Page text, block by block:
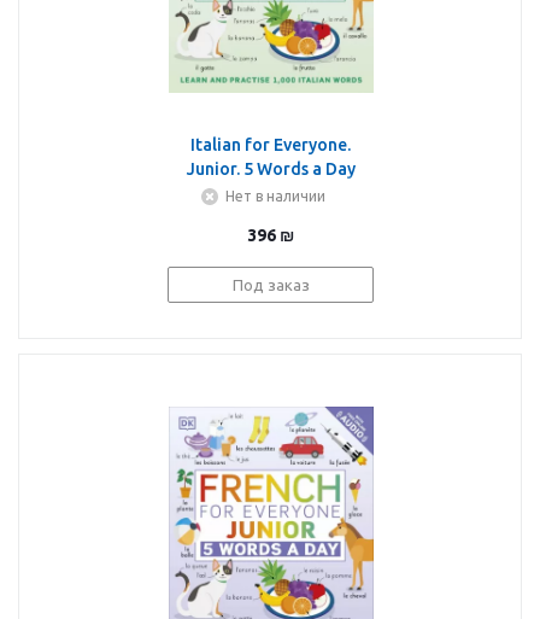
Italian for Everyone.
Junior. 5 Words a Day
Нет в наличии
396 ₪
Под заказ